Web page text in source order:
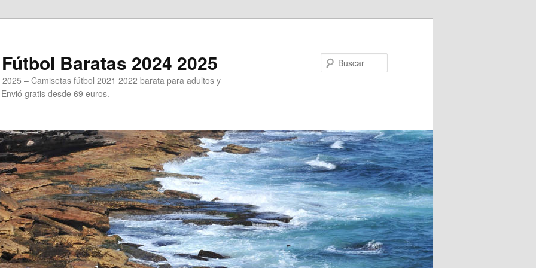
Baratas 2024 2025
– Camisetas fútbol 2021 2022 barata para adultos y
gratis desde 69 euros.